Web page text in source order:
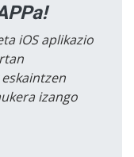
iOS aplikazio
izango